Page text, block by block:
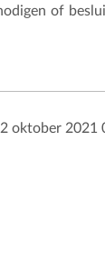
of
oktober 2021